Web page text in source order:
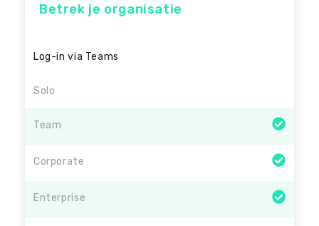
Betrek je organisatie
Log-in via Teams
Solo
Team
Corporate
Enterprise